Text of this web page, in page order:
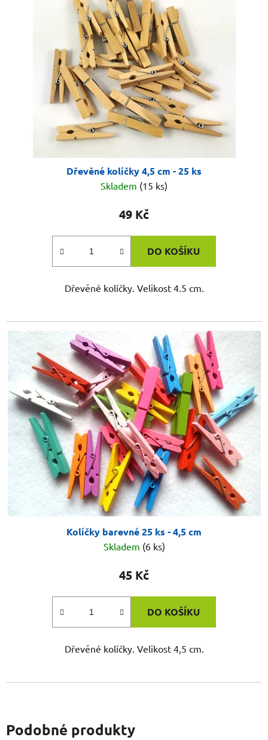
Dřevěné kolíčky 4,5 cm - 25 ks
Skladem (15 ks)
49 Kč
DO KOŠÍKU
Dřevěné kolíčky. Velikost 4.5 cm.
Kolíčky barevné 25 ks - 4,5 cm
Skladem (6 ks)
45 Kč
DO KOŠÍKU
Dřevěné kolíčky. Velikost 4,5 cm.
Podobné produkty